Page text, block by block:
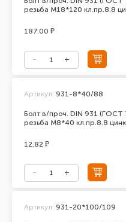
резьба М18*120 кл.пр.8.8
187.00 ₽
Болт в/проч. DIN 931
резьба М8*40 кл.пр.8.8 цинк
Артикул: 931-8*40/88
12.82 ₽
Артикул: 931-20*100/109